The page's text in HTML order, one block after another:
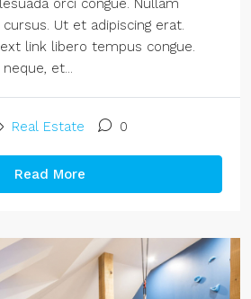
orci congue. Nullam
Ut et adipiscing erat.
link libero tempus congue.
et...
Real Estate 0
Read More